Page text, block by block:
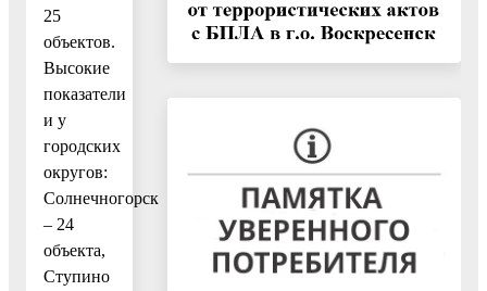
25
объектов.
Высокие
показатели
и у
городских
округов:
Солнечногорск
– 24
объекта,
Ступино